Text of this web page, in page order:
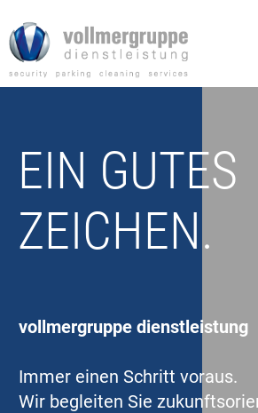
Inhalt
springen
EIN GUTES
ZEICHEN.
vollmergruppe dienstleistung
Immer einen Schritt voraus.
Wir begleiten Sie